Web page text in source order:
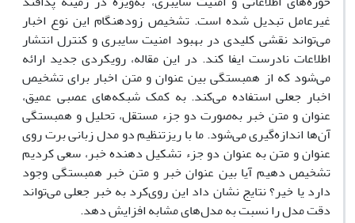
غیرعامل تبدیل شده است. تشخیص زودهنگام این نوع اخبار
می‌تواند نقشی کلیدی در بهبود امنیت سایبری و کنترل انتشار
اطلاعات نادرست ایفا کند. در این مقاله، رویکردی جدید ارائه
می‌شود که از همبستگی بین عنوان و متن اخبار برای تشخیص
اخبار جعلی استفاده می‌کند. به کمک شبکه‌های عصبی عمیق،
عنوان و متن خبر به‌صورت دو جزء مستقل، تحلیل و همبستگی
آن‌ها اندازه‌گیری می‌شود. ما با ریزتنظیم دو مدل زبانی برت روی
عنوان و متن به عنوان دو جزء تشکیل دهنده خبر، سعی کردیم
تشخیص دهیم آیا بین عنوان خبر و متن خبر همبستگی وجود
دارد یا خیر؟ نتایج نشان داد این روی‌کرد به خبر جعلی می‌تواند
دقت مدل را نسبت به مدل‌های مشابه افزایش دهد.